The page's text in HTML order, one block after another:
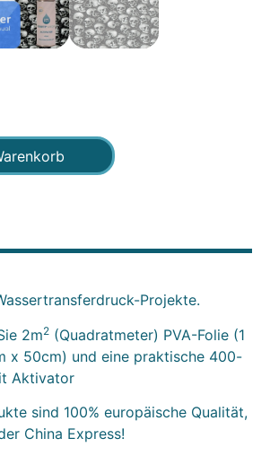
Projekte.
2m2 (Quadratmeter) PVA-Folie (1
x 50cm) und eine praktische 400-
Aktivator
sind 100% europäische Qualität,
China Express!